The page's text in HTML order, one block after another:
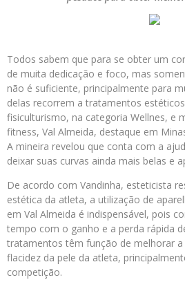
Todos sabem que para se obter um
de muita dedicação e foco, mas
não é suficiente, principalmente para
delas recorrem a tratamentos
fisiculturismo, na categoria Wellnes, e
fitness, Val Almeida, destaque em
A mineira revelou que conta com a
deixar suas curvas ainda mais belas e
De acordo com Vandinha, esteticista
estética da atleta, a utilização de
em Val Almeida é indispensável, pois
tempo com o ganho e a perda rápida
tratamentos têm função de melhorar
flacidez da pele da atleta,
competição.